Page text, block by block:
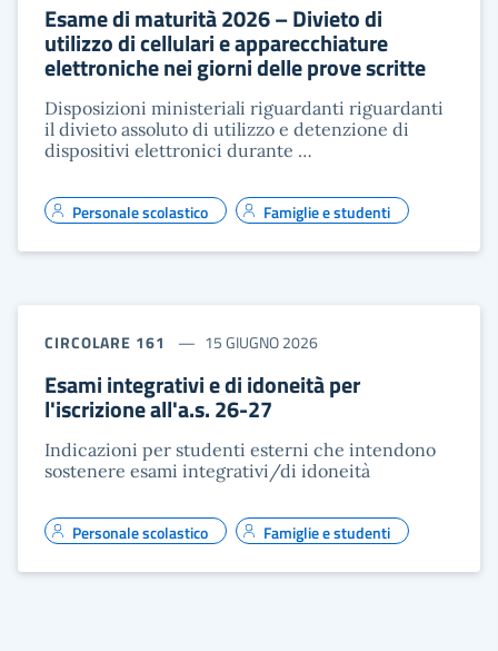
Esame di maturità 2026 – Divieto di
utilizzo di cellulari e apparecchiature
elettroniche nei giorni delle prove scritte
Disposizioni ministeriali riguardanti riguardanti
il divieto assoluto di utilizzo e detenzione di
dispositivi elettronici durante …
Personale scolastico Famiglie e studenti
CIRCOLARE 161 15 GIUGNO 2026
Esami integrativi e di idoneità per
l'iscrizione all'a.s. 26-27
Indicazioni per studenti esterni che intendono
sostenere esami integrativi/di idoneità
Personale scolastico Famiglie e studenti